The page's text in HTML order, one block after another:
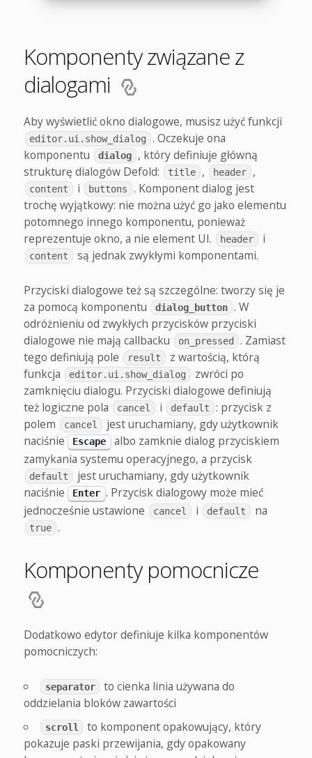
Komponenty związane z
dialogami
Aby wyświetlić okno dialogowe, musisz użyć funkcji
editor.ui.show_dialog
. Oczekuje ona
komponentu
dialog
, który definiuje główną
strukturę dialogów Defold:
title , header ,
content i buttons
. Komponent dialog jest
trochę wyjątkowy: nie można użyć go jako elementu
potomnego innego komponentu, ponieważ
reprezentuje okno, a nie element UI.
header i
content są jednak zwykłymi komponentami.
Przyciski dialogowe też są szczególne: tworzy się je
za pomocą komponentu
dialog_button . W
odróżnieniu od zwykłych przycisków przyciski
dialogowe nie mają callbacku
on_pressed
. Zamiast
tego definiują pole
result
z wartością, którą
funkcja
editor.ui.show_dialog
zwróci po
zamknięciu dialogu. Przyciski dialogowe definiują
też logiczne pola
cancel i default
: przycisk z
polem
cancel
jest uruchamiany, gdy użytkownik
naciśnie
Escape
albo zamknie dialog przyciskiem
zamykania systemu operacyjnego, a przycisk
default
jest uruchamiany, gdy użytkownik
naciśnie
Enter . Przycisk dialogowy może mieć
jednocześnie ustawione
cancel i default na
true .
Komponenty pomocnicze
Dodatkowo edytor definiuje kilka komponentów
pomocniczych:
separator
to cienka linia używana do
oddzielania bloków zawartości
scroll
to komponent opakowujący, który
pokazuje paski przewijania, gdy opakowany